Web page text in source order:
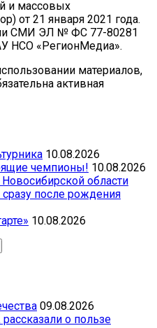
и массовых
от 21 января 2021 года.
СМИ ЭЛ № ФС 77-80281
НСО «РегионМедиа».
материалов,
активная
10.08.2026
чемпионы! 10.08.2026
области
после рождения
10.08.2026
09.08.2026
о пользе